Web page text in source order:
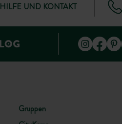
HILFE UND KONTAKT
Gruppen